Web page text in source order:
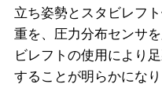
立ち姿勢とスタビレフ
重を、圧力分布センサ
ビレフトの使用により
することが明らかになり